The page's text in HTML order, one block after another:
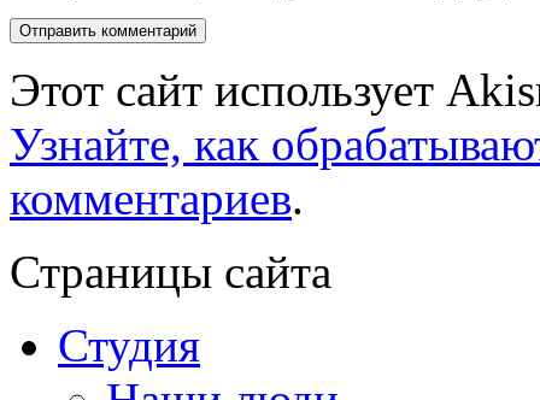
Этот сайт использует
Узнайте, как
комментариев.
Страницы сайта
Студия